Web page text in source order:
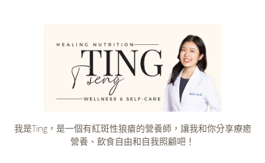
我是Ting，是一個有紅斑性狼瘡的營養師，讓我和你分享療癒
營養、飲食自由和自我照顧吧！